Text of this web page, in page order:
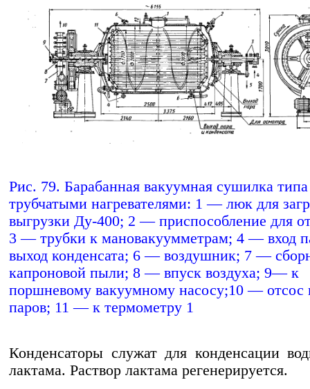
Рис. 79. Барабанная вакуумная сушилка
трубчатыми нагревателями: 1 — люк для
выгрузки Ду-400; 2 — приспособление для
3 — трубки к мановакуумметрам; 4 — вход
выход конденсата; 6 — воздушник; 7 —
капроновой пыли; 8 — впуск воздуха; 9— к
поршневому вакуумному насосу;10 — отсос
паров; 11 — к термометру 1
Конденсаторы служат для конденсации
лактама. Раствор лактама регенерируется.